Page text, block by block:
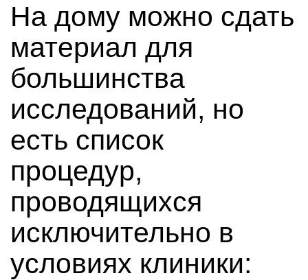
На дому можно сдать
материал для
большинства
исследований, но
есть список
процедур,
проводящихся
исключительно в
условиях клиники: